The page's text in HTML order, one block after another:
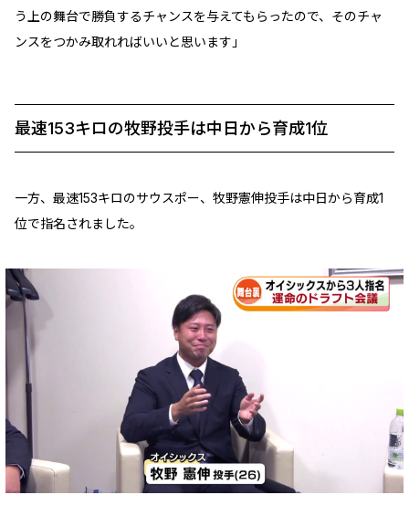
う上の舞台で勝負するチャンスを与えてもらったので、そのチャ
ンスをつかみ取れればいいと思います」
最速153キロの牧野投手は中日から育成1位
一方、最速153キロのサウスポー、牧野憲伸投手は中日から育成1
位で指名されました。